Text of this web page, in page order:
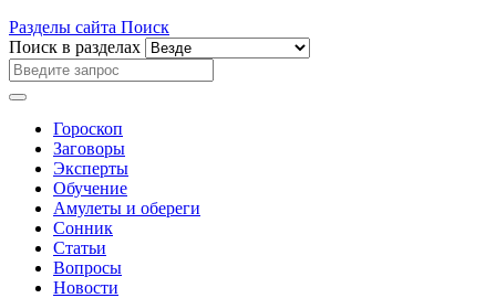
Разделы сайта Поиск
Поиск в разделах
Гороскоп
Заговоры
Эксперты
Обучение
Амулеты и обереги
Сонник
Статьи
Вопросы
Новости